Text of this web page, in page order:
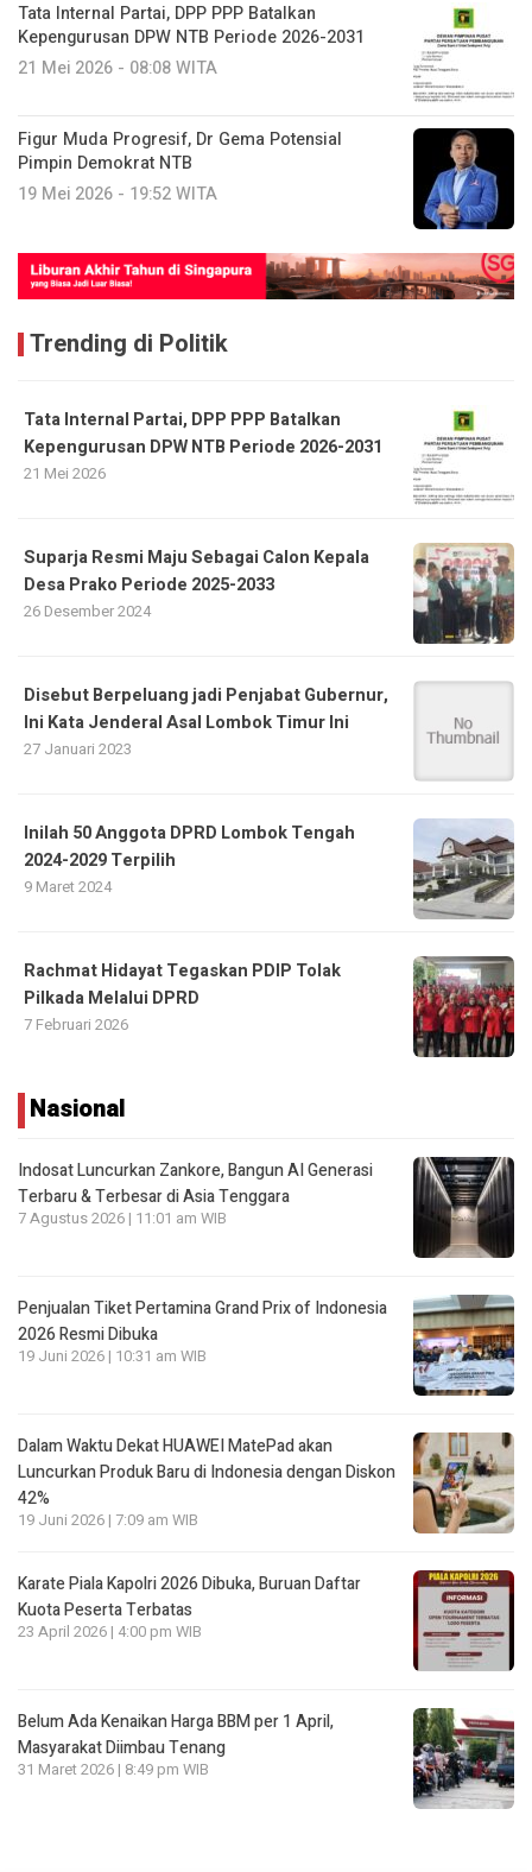
Tata Internal Partai, DPP PPP Batalkan
Kepengurusan DPW NTB Periode 2026-2031
21 Mei 2026 - 08:08 WITA
Figur Muda Progresif, Dr Gema Potensial
Pimpin Demokrat NTB
19 Mei 2026 - 19:52 WITA
Trending di Politik
Tata Internal Partai, DPP PPP Batalkan
Kepengurusan DPW NTB Periode 2026-2031
21 Mei 2026
Suparja Resmi Maju Sebagai Calon Kepala
Desa Prako Periode 2025-2033
26 Desember 2024
Disebut Berpeluang jadi Penjabat Gubernur,
Ini Kata Jenderal Asal Lombok Timur Ini
27 Januari 2023
Inilah 50 Anggota DPRD Lombok Tengah
2024-2029 Terpilih
9 Maret 2024
Rachmat Hidayat Tegaskan PDIP Tolak
Pilkada Melalui DPRD
7 Februari 2026
Nasional
Indosat Luncurkan Zankore, Bangun AI Generasi
Terbaru & Terbesar di Asia Tenggara
7 Agustus 2026 | 11:01 am WIB
Penjualan Tiket Pertamina Grand Prix of Indonesia
2026 Resmi Dibuka
19 Juni 2026 | 10:31 am WIB
Dalam Waktu Dekat HUAWEI MatePad akan
Luncurkan Produk Baru di Indonesia dengan Diskon
42%
19 Juni 2026 | 7:09 am WIB
Karate Piala Kapolri 2026 Dibuka, Buruan Daftar
Kuota Peserta Terbatas
23 April 2026 | 4:00 pm WIB
Belum Ada Kenaikan Harga BBM per 1 April,
Masyarakat Diimbau Tenang
31 Maret 2026 | 8:49 pm WIB